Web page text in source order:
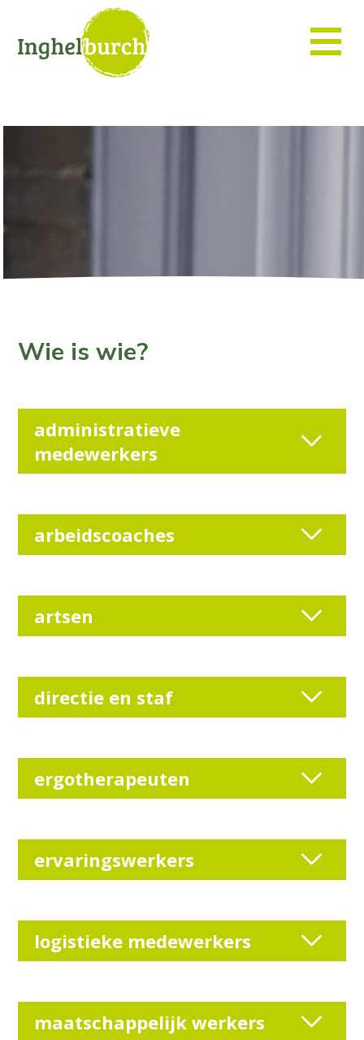
Wie is wie?
administratieve
medewerkers
arbeidscoaches
artsen
directie en staf
ergotherapeuten
ervaringswerkers
logistieke medewerkers
maatschappelijk werkers